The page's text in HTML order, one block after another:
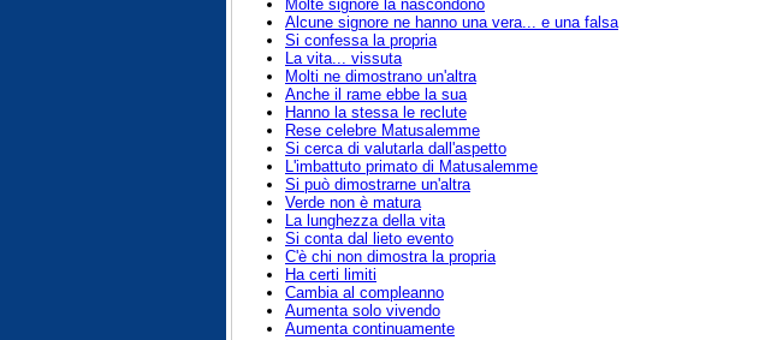
Molte signore la nascondono
Alcune signore ne hanno una vera... e una falsa
Si confessa la propria
La vita... vissuta
Molti ne dimostrano un'altra
Anche il rame ebbe la sua
Hanno la stessa le reclute
Rese celebre Matusalemme
Si cerca di valutarla dall'aspetto
L'imbattuto primato di Matusalemme
Si può dimostrarne un'altra
Verde non è matura
La lunghezza della vita
Si conta dal lieto evento
C'è chi non dimostra la propria
Ha certi limiti
Cambia al compleanno
Aumenta solo vivendo
Aumenta continuamente